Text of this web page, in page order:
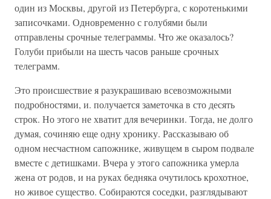
один из Москвы, другой из Петербурга, с коротенькими
записочками. Одновременно с голубями были
отправлены срочные телеграммы. Что же оказалось?
Голуби прибыли на шесть часов раньше срочных
телеграмм.
Это происшествие я разукрашиваю всевозможными
подробностями, и. получается заметочка в сто десять
строк. Но этого не хватит для вечеринки. Тогда, не долго
думая, сочиняю еще одну хронику. Рассказываю об
одном несчастном сапожнике, живущем в сыром подвале
вместе с детишками. Вчера у этого сапожника умерла
жена от родов, и на руках бедняка очутилось крохотное,
но живое существо. Собираются соседки, разглядывают